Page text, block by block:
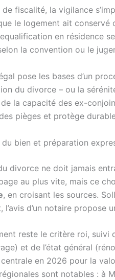
de fiscalité, la vigilance
le logement ait conservé
en résidence
la convention ou le
pose les bases d’un
du divorce – ou la
de la capacité des ex-
pièges et protège
bien et préparation
divorce ne doit jamais
au plus vite, mais ce
, en croisant les sources.
l’avis d’un notaire
reste le critère roi,
et de l’état général
en 2026 pour la
sont notables : à